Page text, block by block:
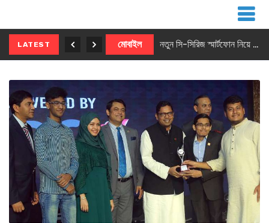
LATEST মোবাইল নতুন সি-সিরিজ স্মার্টফোন নিয়ে আসছে রিয়েলমি